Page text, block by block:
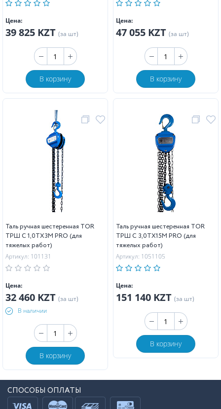
Цена:
39 825 KZT (за шт)
В корзину
Цена:
47 055 KZT (за шт)
В корзину
Таль ручная шестеренная TOR
ТРШ C 1,0ТХ3М PRO (для
тяжелых работ)
Артикул: 101131
Цена:
32 460 KZT (за шт)
В наличии
В корзину
Таль ручная шестеренная TOR
ТРШ C 3,0ТХ15М PRO (для
тяжелых работ)
Артикул: 1051105
Цена:
151 140 KZT (за шт)
В корзину
СПОСОБЫ ОПЛАТЫ